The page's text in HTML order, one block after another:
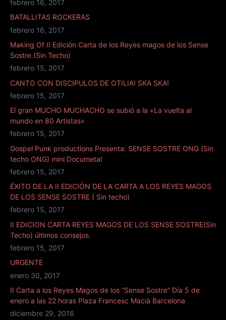
febrero 16, 2017
BATALLITAS ROCKERAS
febrero 16, 2017
Making Of II Edición Carta de los Reyes magos de los Sense
Sostre.(Sin Techo)
febrero 15, 2017
CANTO CON DISCIPULOS DE OTILIA! SKA SKA!
febrero 15, 2017
El gran MUCHO MUCHACHO se subió a la «La vuelta al
mundo en 80 Artistas»
febrero 15, 2017
Gospel Punk productions Presenta: SENSE SOSTRE ONG (Sin
techo ONG) mini Documetal
febrero 15, 2017
ÉXITO DE LA II EDICIÓN DE LA CARTA A LOS REYES MAGOS
DE LOS SENSE SOSTRE ( Sin techo)
febrero 15, 2017
II EDICION CARTA REYES MAGOS DE LOS SENSE SOSTRE(Sin
Techo) últimos consejos.
febrero 15, 2017
URGENTE
enero 30, 2017
II Carta a los Reyes Magos de los “Sense Sostre” Día 5 de
enero a las 22 horas Plaza Francesc Macià Barcelona
diciembre 29, 2016